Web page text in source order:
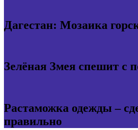
Дагестан: Мозаика
Зелёная Змея спешит с
Растаможка одежды –
правильно